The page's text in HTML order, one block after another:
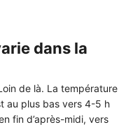
dans la
de là. La température
au plus bas vers 4-5 h
fin d’après-midi, vers